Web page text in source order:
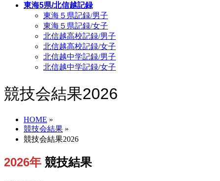
東海5県/北信越記録
東海５県記録/男子
東海５県記録/女子
北信越高校記録/男子
北信越高校記録/女子
北信越中学記録/男子
北信越中学記録/女子
競技会結果2026
HOME »
競技会結果 »
競技会結果2026
2026年 競技結果